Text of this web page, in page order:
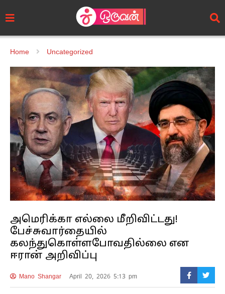
Home Uncategorized
அமெரிக்கா எல்லை மீறிவிட்டது!
பேச்சுவார்தையில்
கலந்துகொள்ளபோவதில்லை என
ஈரான் அறிவிப்பு
Mano Shangar April 20, 2026 5:13 pm